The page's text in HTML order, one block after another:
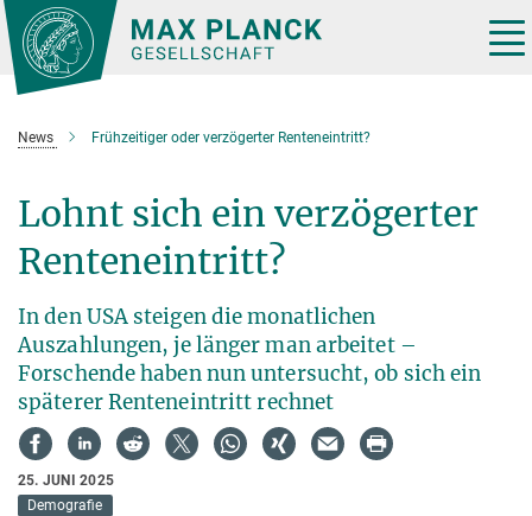
Hauptinhalt
News Frühzeitiger oder verzögerter Renteneintritt?
Lohnt sich ein verzögerter
Renteneintritt?
In den USA steigen die monatlichen
Auszahlungen, je länger man arbeitet –
Forschende haben nun untersucht, ob sich ein
späterer Renteneintritt rechnet
25. JUNI 2025
Demografie